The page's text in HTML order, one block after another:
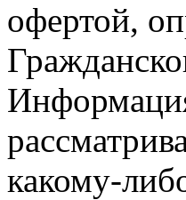
офертой,
какому-